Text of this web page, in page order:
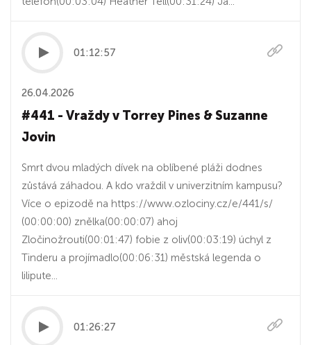
01:12:57
26.04.2026
#441 - Vraždy v Torrey Pines & Suzanne
Jovin
Smrt dvou mladých dívek na oblíbené pláži dodnes
zůstává záhadou. A kdo vraždil v univerzitním kampusu?
Více o epizodě na https://www.ozlociny.cz/e/441/s/
(00:00:00) znělka(00:00:07) ahoj
Zločinožrouti(00:01:47) fobie z oliv(00:03:19) úchyl z
Tinderu a projímadlo(00:06:31) městská legenda o
lilipute...
01:26:27